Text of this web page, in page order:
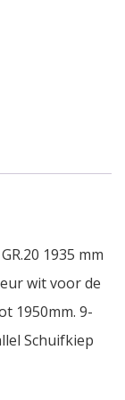
1935 mm
wit voor de
1950mm. 9-
Schuifkiep